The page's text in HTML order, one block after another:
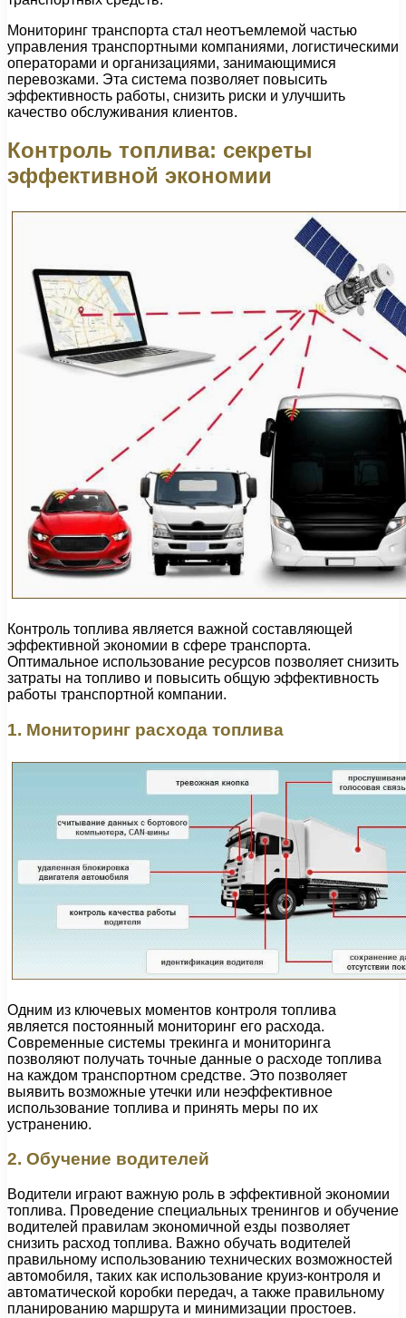
Мониторинг транспорта стал неотъемлемой частью
управления транспортными компаниями, логистическими
операторами и организациями, занимающимися
перевозками. Эта система позволяет повысить
эффективность работы, снизить риски и улучшить
качество обслуживания клиентов.
Контроль топлива: секреты
эффективной экономии
Контроль топлива является важной составляющей
эффективной экономии в сфере транспорта.
Оптимальное использование ресурсов позволяет снизить
затраты на топливо и повысить общую эффективность
работы транспортной компании.
1. Мониторинг расхода топлива
Одним из ключевых моментов контроля топлива
является постоянный мониторинг его расхода.
Современные системы трекинга и мониторинга
позволяют получать точные данные о расходе топлива
на каждом транспортном средстве. Это позволяет
выявить возможные утечки или неэффективное
использование топлива и принять меры по их
устранению.
2. Обучение водителей
Водители играют важную роль в эффективной экономии
топлива. Проведение специальных тренингов и обучение
водителей правилам экономичной езды позволяет
снизить расход топлива. Важно обучать водителей
правильному использованию технических возможностей
автомобиля, таких как использование круиз-контроля и
автоматической коробки передач, а также правильному
планированию маршрута и минимизации простоев.